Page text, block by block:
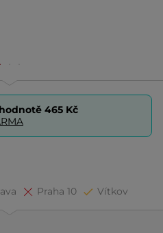
465 Kč
Praha 10 Vítkov